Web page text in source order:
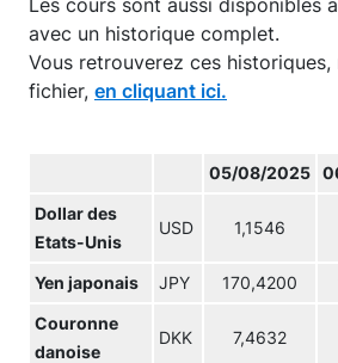
Les cours sont aussi disponibles
avec un historique complet.
Vous retrouverez ces historiques,
fichier, en cliquant ici.
05/08/2025
Dollar des
Etats-Unis
USD 1,1546
Yen japonais JPY 170,4200
Couronne
danoise
DKK 7,4632